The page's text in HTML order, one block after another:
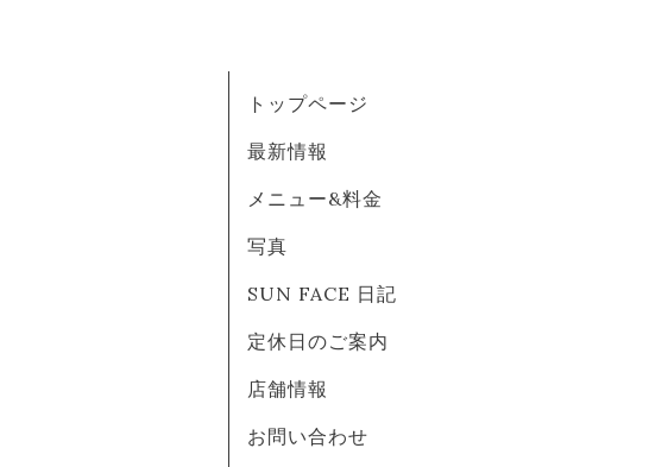
トップページ
最新情報
メニュー&料金
写真
SUN FACE 日記
定休日のご案内
店舗情報
お問い合わせ